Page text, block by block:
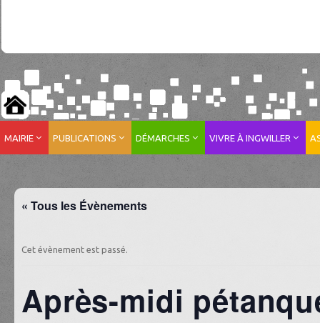
MAIRIE PUBLICATIONS DÉMARCHES VIVRE À INGWILLER
« Tous les Évènements
Cet évènement est passé.
Après-midi